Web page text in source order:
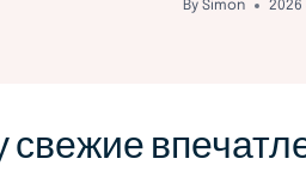
By Simon 2026
свежие